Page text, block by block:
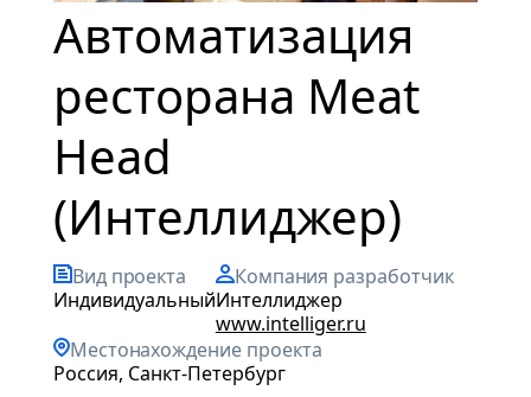
Автоматизация
ресторана Meat
Head
(Интеллиджер)
Вид проекта
индивидуальный
Компания разработчик
Интеллиджер
www.intelliger.ru
Местонахождение проекта
Россия, Санкт-Петербург